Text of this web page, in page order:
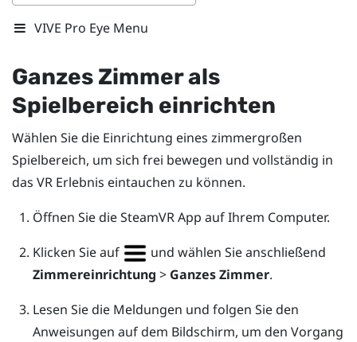
VIVE Pro Eye Menu
Ganzes Zimmer als
Spielbereich einrichten
Wählen Sie die Einrichtung eines zimmergroßen
Spielbereich, um sich frei bewegen und vollständig in
das VR Erlebnis eintauchen zu können.
Öffnen Sie dieSteamVRApp auf Ihrem Computer.
Klicken Sie auf
und wählen Sie anschließend
Zimmereinrichtung > Ganzes Zimmer.
Lesen Sie die Meldungen und folgen Sie den
Anweisungen auf dem Bildschirm, um den Vorgang